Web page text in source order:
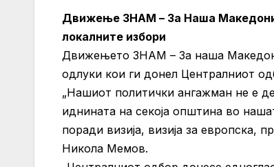
Движење ЗНАМ – За Наша
локалните избори
Движењето ЗНАМ – За наша
одлуки кои ги донел Централниот
„Нашиот политички ангажман не е
иднината на секоја општина во
поради визија, визија за европска,
Никола Мемов.